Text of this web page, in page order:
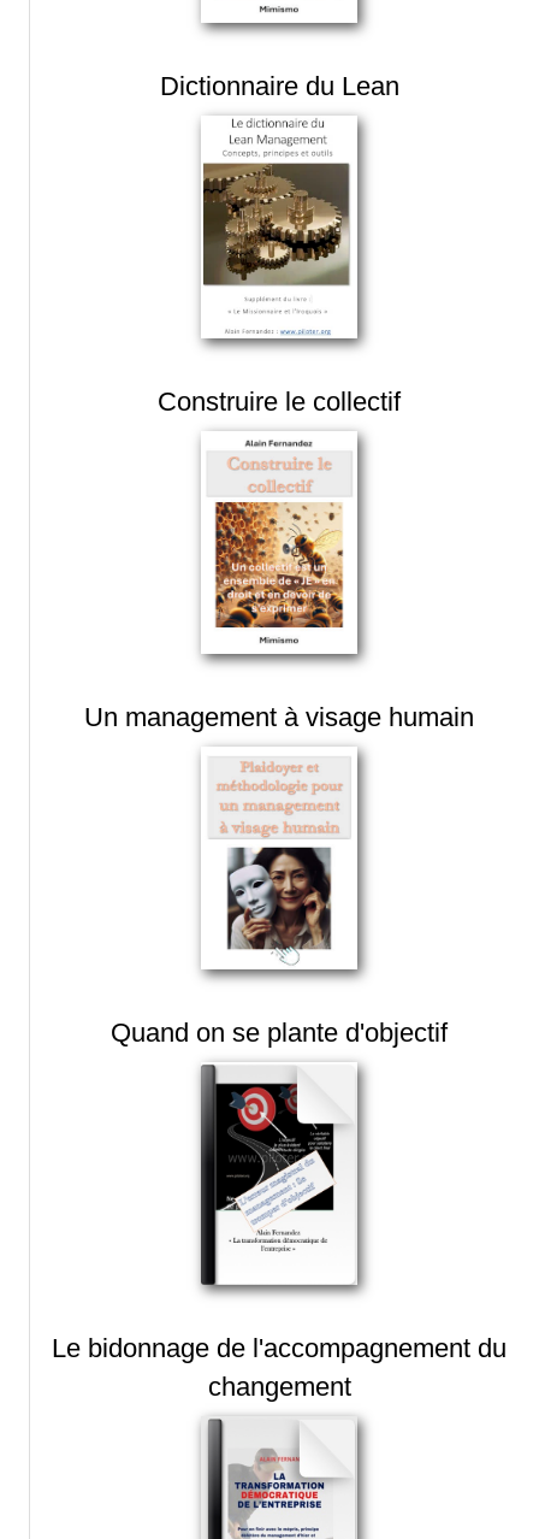
Dictionnaire du Lean
Construire le collectif
Un management à visage humain
Quand on se plante d'objectif
Le bidonnage de l'accompagnement du
changement